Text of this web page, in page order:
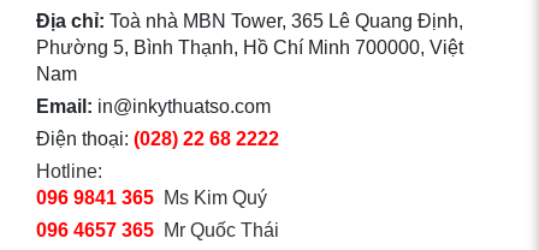
Địa chỉ: Toà nhà MBN Tower, 365 Lê Quang Định,
Phường 5, Bình Thạnh, Hồ Chí Minh 700000, Việt
Nam
Email: in@inkythuatso.com
Điện thoại: (028) 22 68 2222
Hotline:
096 9841 365 Ms Kim Quý
096 4657 365 Mr Quốc Thái